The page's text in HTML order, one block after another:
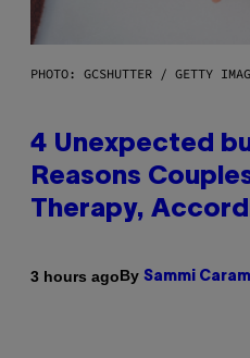
PHOTO: GCSHUTTER / GETTY
4 Unexpected
Reasons
Therapy,
3 hours agoBy Sammi